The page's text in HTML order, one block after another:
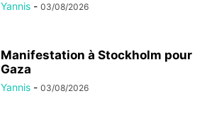
Yannis - 03/08/2026
Manifestation à Stockholm pour
Gaza
Yannis - 03/08/2026